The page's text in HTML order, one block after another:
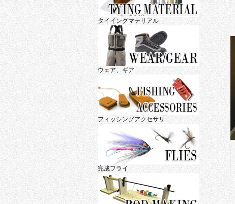
タイイングマテリアル
ウェア、ギア
フィッシングアクセサリ
完成フライ